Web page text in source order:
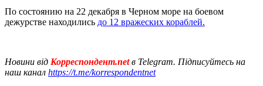
По состоянию на 22 декабря в Черном море на боевом
дежурстве находились до 12 вражеских кораблей.
Новини від Корреспондент.netв Telegram. Підписуйтесь на
наш канал https://t.me/korrespondentnet